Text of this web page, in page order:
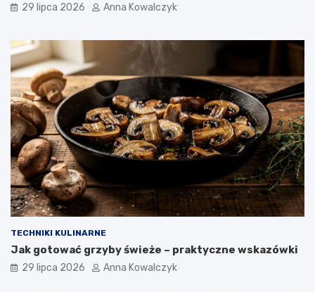
29 lipca 2026 Anna Kowalczyk
TECHNIKI KULINARNE
Jak gotować grzyby świeże – praktyczne wskazówki
29 lipca 2026 Anna Kowalczyk